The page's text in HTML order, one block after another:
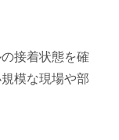
接着状態を確
模な現場や部